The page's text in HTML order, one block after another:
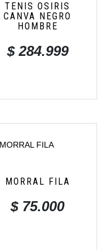
TENIS OSIRIS
CANVA NEGRO
HOMBRE
$284.999
MORRAL FILA
$75.000